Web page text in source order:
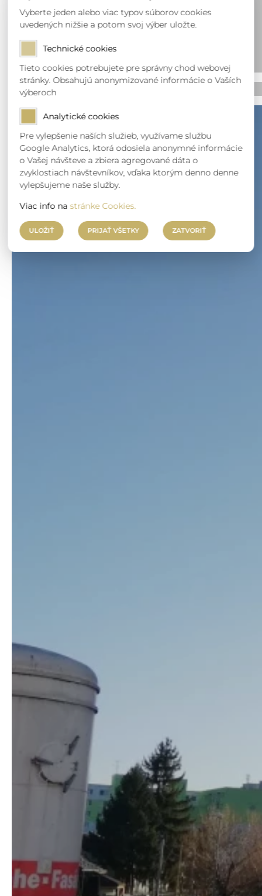
Vyberte jeden alebo viac typov súborov cookies
uvedených nižšie a potom svoj výber uložte.
Technické cookies
Tieto cookies potrebujete pre správny chod webovej
stránky. Obsahujú anonymizované informácie o Vaších
výberoch
Analytické cookies
Pre vylepšenie naších služieb, využívame službu
Google Analytics, ktorá odosiela anonymné informácie
o Vašej návšteve a zbiera agregované dáta o
zvyklostiach návštevníkov, vďaka ktorým denno denne
vylepšujeme naše služby.
Viac info nastránke Cookies.
ULOŽIŤ PRIJAŤ VŠETKY ZATVORIŤ